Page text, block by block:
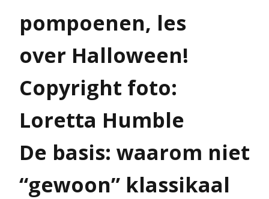
De basis: waarom niet
“gewoon” klassikaal